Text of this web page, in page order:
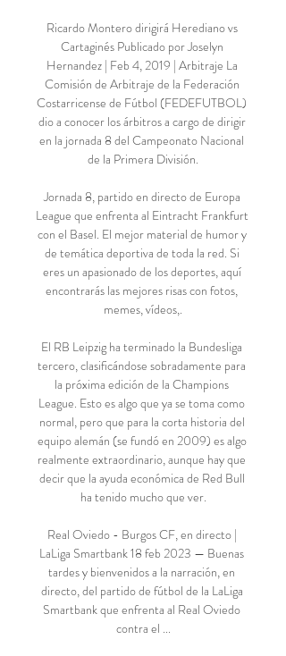
Ricardo Montero dirigirá Herediano vs
Cartaginés Publicado por Joselyn
Hernandez | Feb 4, 2019 | Arbitraje La
Comisión de Arbitraje de la Federación
Costarricense de Fútbol (FEDEFUTBOL)
dio a conocer los árbitros a cargo de dirigir
en la jornada 8 del Campeonato Nacional
de la Primera División.
Jornada 8, partido en directo de Europa
League que enfrenta al Eintracht Frankfurt
con el Basel. El mejor material de humor y
de temática deportiva de toda la red. Si
eres un apasionado de los deportes, aquí
encontrarás las mejores risas con fotos,
memes, vídeos,.
El RB Leipzig ha terminado la Bundesliga
tercero, clasificándose sobradamente para
la próxima edición de la Champions
League. Esto es algo que ya se toma como
normal, pero que para la corta historia del
equipo alemán (se fundó en 2009) es algo
realmente extraordinario, aunque hay que
decir que la ayuda económica de Red Bull
ha tenido mucho que ver.
Real Oviedo - Burgos CF, en directo |
LaLiga Smartbank 18 feb 2023 — Buenas
tardes y bienvenidos a la narración, en
directo, del partido de fútbol de la LaLiga
Smartbank que enfrenta al Real Oviedo
contra el ...